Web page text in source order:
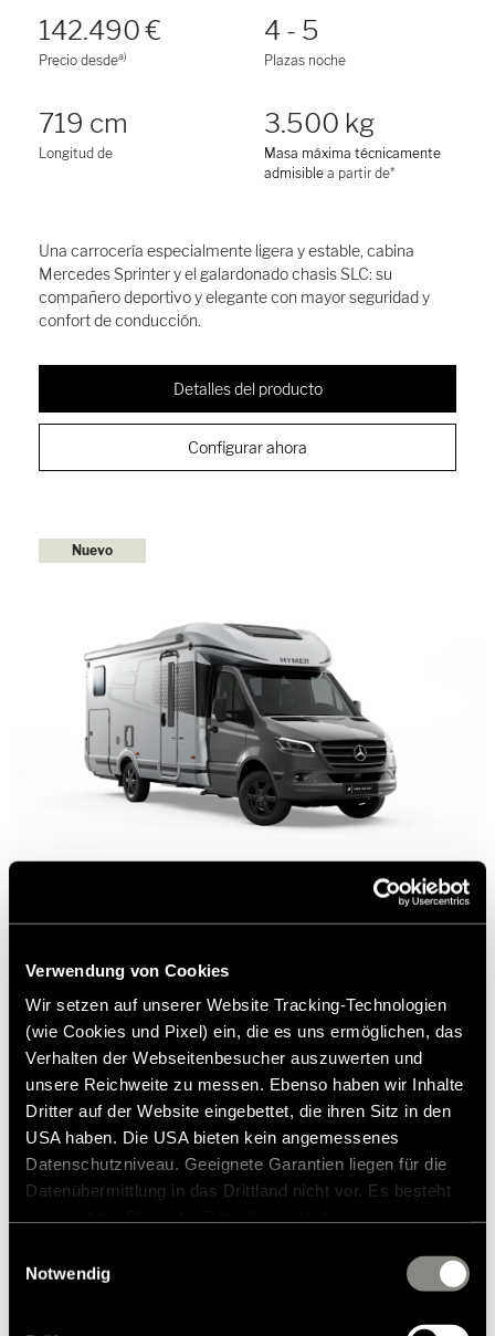
Verwendung von Cookies
Wir setzen auf unserer Website Tracking-Technologien
(wie Cookies und Pixel) ein, die es uns ermöglichen, das
Verhalten der Webseitenbesucher auszuwerten und
unsere Reichweite zu messen. Ebenso haben wir Inhalte
Dritter auf der Website eingebettet, die ihren Sitz in den
USA haben. Die USA bieten kein angemessenes
Datenschutzniveau. Geeignete Garantien liegen für die
Datenübermittlung in das Drittland nicht vor. Es besteht
zustehen. Eingesetzte Dienstleister können Daten für
zusammenführen. Weitere Informationen finden Sie in
Notwendig
142.490 €
Precio desdea)
4 - 5
Plazas noche
719 cm
Longitud de
3.500 kg
Masa máxima técnicamente
admisible a partir de*
Una carrocería especialmente ligera y estable, cabina
Mercedes Sprinter y el galardonado chasis SLC: su
compañero deportivo y elegante con mayor seguridad y
confort de conducción.
Detalles del producto
Configurar ahora
Nuevo
Hymer Clase-B ModernComfort T
123.790 € 2 - 5
719 cm
Longitud de
3.500 kg
Masa máxima técnicamente
admisiblea partir de*
Innovadora, segura y ligera: esta confortable autocaravana
perfilada encarna una fusión perfecta entre la nueva